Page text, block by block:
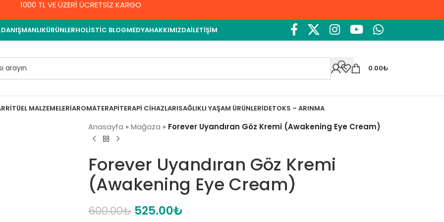
1000 TL VE ÜZERİ ÜCRETSİZ KARGO
ÜRÜNLERHOLISTIC BLOGMEDYAHAKKIMIZDAİLETIŞIM
0.00₺
RITÜEL MALZEMELERIAROMATERAPITERAPI CIHAZLARISAĞLIKLI YAŞAM ÜRÜNLERIDETOKS – ARINMA
Anasayfa » Mağaza » Forever Uyandıran Göz Kremi (Awakening Eye Cream)
Forever Uyandıran Göz Kremi
(Awakening Eye Cream)
600.00₺ 525.00₺